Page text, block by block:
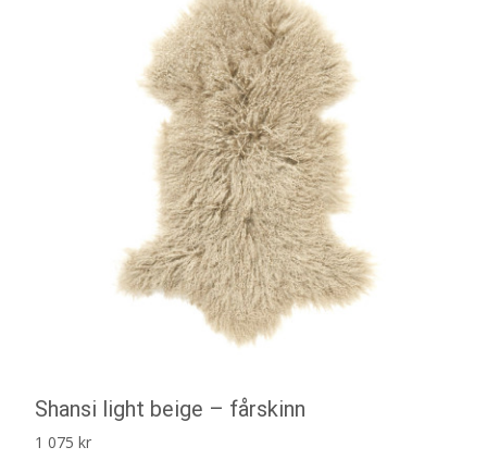
Shansi light beige – fårskinn
1 075 kr